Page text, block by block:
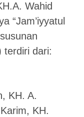
Wahid
“Jam’iyyatul
terdiri dari:
KH. A.
KH.